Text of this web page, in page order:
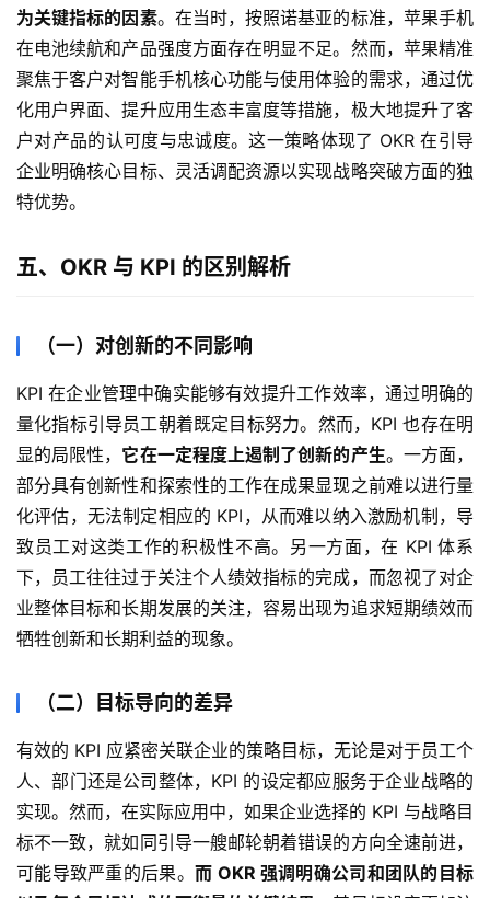
为关键指标的因素。在当时，按照诺基亚的标准，苹果手机
在电池续航和产品强度方面存在明显不足。然而，苹果精准
聚焦于客户对智能手机核心功能与使用体验的需求，通过优
化用户界面、提升应用生态丰富度等措施，极大地提升了客
户对产品的认可度与忠诚度。这一策略体现了 OKR 在引导
企业明确核心目标、灵活调配资源以实现战略突破方面的独
特优势。
五、OKR 与 KPI 的区别解析
（一）对创新的不同影响
KPI 在企业管理中确实能够有效提升工作效率，通过明确的
量化指标引导员工朝着既定目标努力。然而，KPI 也存在明
显的局限性， 它在一定程度上遏制了创新的产生。一方面，
部分具有创新性和探索性的工作在成果显现之前难以进行量
化评估，无法制定相应的 KPI，从而难以纳入激励机制，导
致员工对这类工作的积极性不高。另一方面，在 KPI 体系
下，员工往往过于关注个人绩效指标的完成，而忽视了对企
业整体目标和长期发展的关注，容易出现为追求短期绩效而
牺牲创新和长期利益的现象。
（二）目标导向的差异
有效的 KPI 应紧密关联企业的策略目标，无论是对于员工个
人、部门还是公司整体，KPI 的设定都应服务于企业战略的
实现。然而，在实际应用中，如果企业选择的 KPI 与战略目
标不一致，就如同引导一艘邮轮朝着错误的方向全速前进，
可能导致严重的后果。 而 OKR 强调明确公司和团队的目标